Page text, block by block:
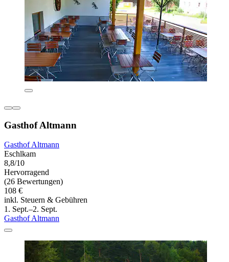
Gasthof Altmann
Gasthof Altmann
Eschlkam
8,8/10
Hervorragend
(26 Bewertungen)
108 €
inkl. Steuern & Gebühren
1. Sept.–2. Sept.
Gasthof Altmann